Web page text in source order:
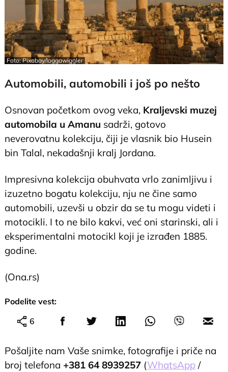
Foto: Pixabay/loggawiggler
Automobili, automobili i još po nešto
Osnovan početkom ovog veka, Kraljevski muzej
automobila u Amanu sadrži, gotovo
neverovatnu kolekciju, čiji je vlasnik bio Husein
bin Talal, nekadašnji kralj Jordana.
Impresivna kolekcija obuhvata vrlo zanimljivu i
izuzetno bogatu kolekciju, nju ne čine samo
automobili, uzevši u obzir da se tu mogu videti i
motocikli. I to ne bilo kakvi, već oni starinski, ali i
eksperimentalni motocikl koji je izrađen 1885.
godine.
(Ona.rs)
Podelite vest:
6
Pošaljite nam Vaše snimke, fotografije i priče na
broj telefona +381 64 8939257 (WhatsApp /